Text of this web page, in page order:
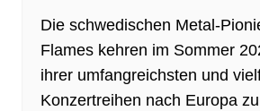
Die schwedischen Metal-
Flames kehren im Sommer
ihrer umfangreichsten und
Konzertreihen nach Europa